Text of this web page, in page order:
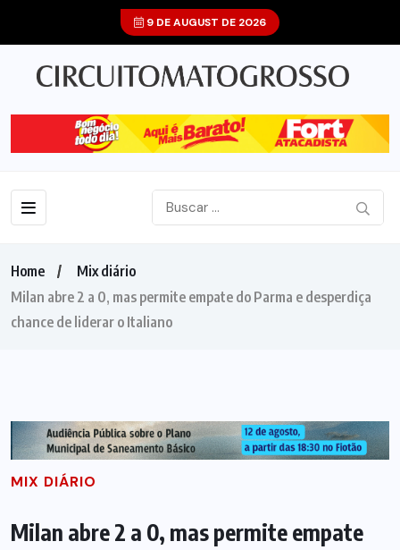
9 DE AUGUST DE 2026
Home
Mix diário
Milan abre 2 a 0, mas permite empate do Parma e desperdiça
chance de liderar o Italiano
MIX DIÁRIO
Milan abre 2 a 0, mas permite empate